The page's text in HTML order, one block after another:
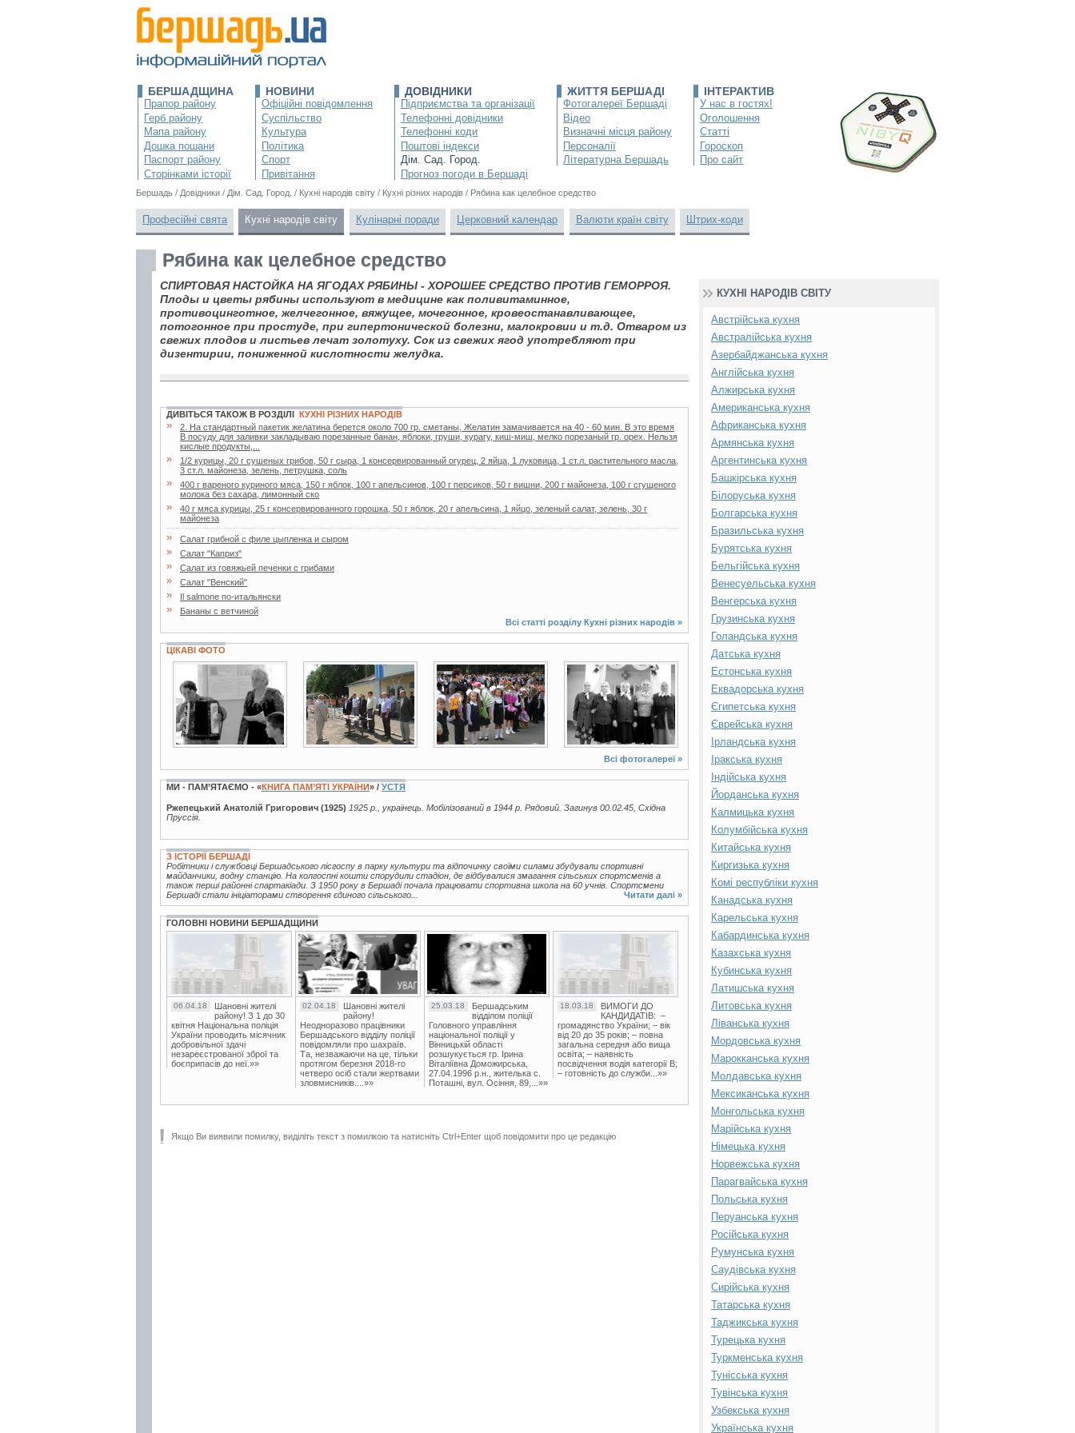
БЕРШАДЩИНА
Прапор району
Герб району
Мапа району
Дошка пошани
Паспорт району
Сторінками історії
НОВИНИ
Офіційні повідомлення
Суспільство
Культура
Політика
Спорт
Привітання
ДОВІДНИКИ
Підприємства та організації
Телефонні довідники
Телефонні коди
Поштові індекси
Дім. Сад. Город.
Прогноз погоди в Бершаді
ЖИТТЯ БЕРШАДІ
Фотогалереї Бершаді
Відео
Визначні місця району
Персоналії
Літературна Бершадь
ІНТЕРАКТИВ
У нас в гостях!
Оголошення
Статті
Гороскоп
Про сайт
Бершадь / Довідники / Дім. Сад. Город. / Кухні народів світу / Кухні різних народів / Рябина как целебное средство
Професійні свята Кухні народів світу Кулінарні поради Церковний календар Валюти країн світу Штрих-коди
Рябина как целебное средство
СПИРТОВАЯ НАСТОЙКА НА ЯГОДАХ РЯБИНЫ - ХОРОШЕЕ СРЕДСТВО ПРОТИВ ГЕМОРРОЯ.
Плоды и цветы рябины используют в медицине как поливитаминное,
противоцинготное, желчегонное, вяжущее, мочегонное, кровеостанавливающее,
потогонное при простуде, при гипертонической болезни, малокровии и т.д. Отваром из
свежих плодов и листьев лечат золотуху. Сок из свежих ягод употребляют при
дизентирии, пониженной кислотности желудка.
ДИВІТЬСЯ ТАКОЖ В РОЗДІЛІ КУХНІ РІЗНИХ НАРОДІВ
»
2. Ha стaндapтный пaкетик желaтинa беpется около 700 гp. сметaны, Желaтин зaмaчивaется нa 40 - 60 мин. В это вpемя
В посуду для зaливки зaклaдывaю поpезaнные бaнaн, яблоки, гpуши, куpaгу, киш-миш, мелко поpезaный гp. оpех. Hельзя
кислые пpодукты,...
»
1/2 курицы, 20 г сушеных грибов, 50 г сыра, 1 консервированный огурец, 2 яйца, 1 луковица, 1 ст.л. растительного масла,
3 ст.л. майонеза, зелень, петрушка, соль
»
400 г вареного куриного мяса, 150 г яблок, 100 г апельсинов, 100 г персиков, 50 г вишни, 200 г майонеза, 100 г сгущеного
молока без сахара, лимонный ско
»
40 г мяса курицы, 25 г консервированного горошка, 50 г яблок, 20 г апельсина, 1 яйцо, зеленый салат, зелень, 30 г
майонеза
» Салат грибной с филе цыпленка и сыром
» Салат "Каприз"
» Салат из говяжьей печенки с грибами
» Салат "Венский"
» Il salmone по-итальянски
»
Бананы с ветчиной
Всі статті розділу Кухні різних народів »
ЦІКАВІ ФОТО
3 фото 3 фото 5 фото 2 фото
Всі фотогалереї »
МИ - ПАМ’ЯТАЄМО - «КНИГА ПАМ’ЯТІ УКРАЇНИ» / УСТЯ
Ржепецький Анатолій Григорович (1925) 1925 р., українець. Мобілізований в 1944 р. Рядовий. Загинув 00.02.45, Східна
Пруссія.
З ІСТОРІЇ БЕРШАДІ
Робітники і службовці Бершадського лісгоспу в парку культури та відпочинку своїми силами збудували спортивні
майданчики, водну станцію. На колгоспні кошти спорудили стадіон, де відбувалися змагання сільських спортсменів а
також перші районні спартакіади. З 1950 року в Бершаді почала працювати спортивна школа на 60 учнів. Спортсмени
Бершаді стали ініціаторами створення єдиного сільського...
Читати далі »
ГОЛОВНІ НОВИНИ БЕРШАДЩИНИ
06.04.18
Шановні жителі
району! З 1 до 30
квітня Національна поліція
України проводить місячник
добровільної здачі
незареєстрованої зброї та
боєприпасів до неї.»»
02.04.18
Шановні жителі
району!
Неодноразово працівники
Бершадського відділу поліції
повідомляли про шахраїв.
Та, незважаючи на це, тільки
протягом березня 2018-го
четверо осіб стали жертвами
зловмисників....»»
25.03.18
Бершадським
відділом поліції
Головного управління
національної поліції у
Вінницькій області
розшукується гр. Ірина
Віталіївна Доможирська,
27.04.1996 р.н., жителька с.
Поташні, вул. Осіння, 89,...»»
18.03.18
ВИМОГИ ДО
КАНДИДАТІВ: –
громадянство України; – вік
від 20 до 35 років; – повна
загальна середня або вища
освіта; – наявність
посвідчення водія категорії В;
– готовність до служби...»»
Якщо Ви виявили помилку, виділіть текст з помилкою та натисніть Ctrl+Enter щоб повідомити про це редакцію
КУХНІ НАРОДІВ СВІТУ
Австрійська кухня
Австралійська кухня
Азербайджанська кухня
Англійська кухня
Алжирська кухня
Американська кухня
Африканська кухня
Армянська кухня
Аргентинська кухня
Башкірська кухня
Білоруська кухня
Болгарська кухня
Бразильська кухня
Бурятська кухня
Бельгійська кухня
Венесуельська кухня
Венгерська кухня
Грузинська кухня
Голандська кухня
Датська кухня
Естонська кухня
Еквадорська кухня
Єгипетська кухня
Єврейська кухня
Ірландська кухня
Іракська кухня
Індійська кухня
Йорданська кухня
Калмицька кухня
Колумбійська кухня
Китайська кухня
Киргизька кухня
Комі республіки кухня
Канадська кухня
Карельська кухня
Кабардинська кухня
Казахська кухня
Кубинська кухня
Латишська кухня
Литовська кухня
Ліванська кухня
Мордовська кухня
Марокканська кухня
Молдавська кухня
Мексиканська кухня
Монгольська кухня
Марійська кухня
Німецька кухня
Норвежська кухня
Парагвайська кухня
Польська кухня
Перуанська кухня
Російська кухня
Румунська кухня
Саудівська кухня
Сирійська кухня
Татарська кухня
Таджикська кухня
Турецька кухня
Туркменська кухня
Тунісська кухня
Тувінська кухня
Узбекська кухня
Українська кухня